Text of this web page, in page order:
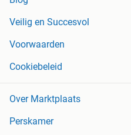
Veilig en Succesvol
Voorwaarden
Cookiebeleid
Over Marktplaats
Perskamer